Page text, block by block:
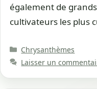
également de
cultivateurs les plus
Catégories
Chrysanthèmes
Laisser un